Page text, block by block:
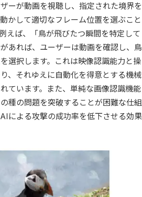
ーが動画を視聴し、指定された境界を
かして適切なフレーム位置を選ぶこと
えば、「鳥が飛びたつ瞬間を特定して
あれば、ユーザーは動画を確認し、鳥
選択します。これは映像認識能力と操
、それゆえに自動化を得意とする機械
ています。また、単純な画像認識機能
種の問題を突破することが困難な仕組
による攻撃の成功率を低下させる効果